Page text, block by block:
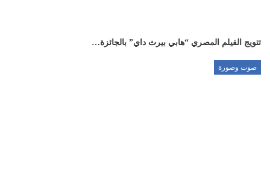
تتويج الفيلم المصري “هابي بيرث داي” بالجائزة…
صوت وصورة